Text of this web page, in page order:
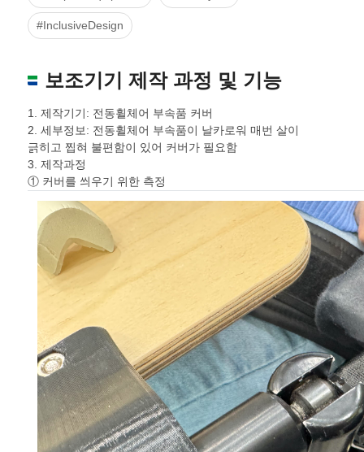
#InclusiveDesign
보조기기 제작 과정 및 기능
1. 제작기기: 전동휠체어 부속품 커버
2. 세부정보: 전동휠체어 부속품이 날카로워 매번 살이
긁히고 찝혀 불편함이 있어 커버가 필요함
3. 제작과정
① 커버를 씌우기 위한 측정